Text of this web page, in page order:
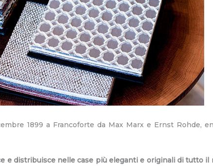
1899 a Francoforte da Max Marx e Ernst Rohde,
e distribuisce nelle case più eleganti e originali di tutto il